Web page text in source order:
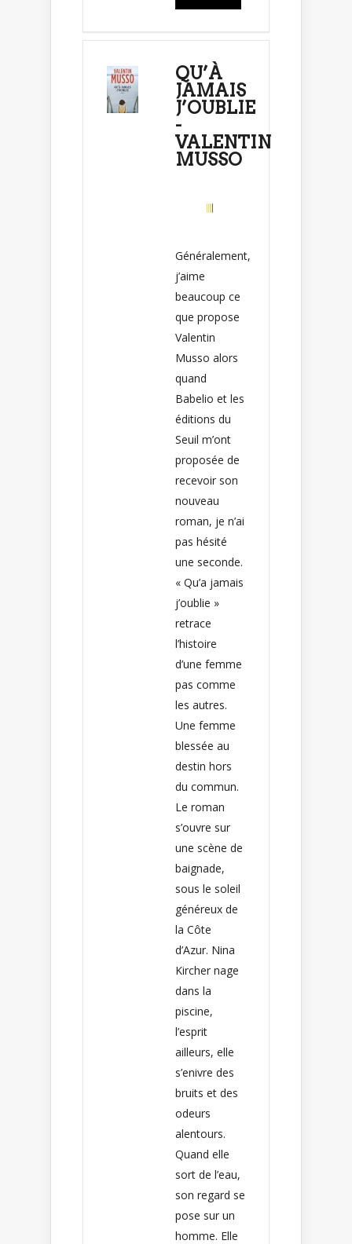
QU’À
JAMAIS
J’OUBLIE
-
VALENTIN
MUSSO
Généralement,
j’aime
beaucoup ce
que propose
Valentin
Musso alors
quand
Babelio et les
éditions du
Seuil m’ont
proposée de
recevoir son
nouveau
roman, je n’ai
pas hésité
une seconde.
« Qu’a jamais
j’oublie »
retrace
l’histoire
d’une femme
pas comme
les autres.
Une femme
blessée au
destin hors
du commun.
Le roman
s’ouvre sur
une scène de
baignade,
sous le soleil
généreux de
la Côte
d’Azur. Nina
Kircher nage
dans la
piscine,
l’esprit
ailleurs, elle
s’enivre des
bruits et des
odeurs
alentours.
Quand elle
sort de l’eau,
son regard se
pose sur un
homme. Elle